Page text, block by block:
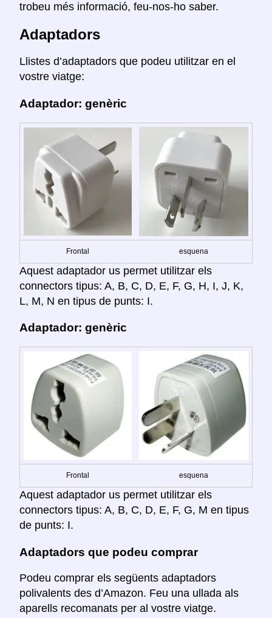
trobeu més informació, feu-nos-ho saber.
Adaptadors
Llistes d’adaptadors que podeu utilitzar en el
vostre viatge:
Adaptador: genèric
Frontal esquena
Aquest adaptador us permet utilitzar els
connectors tipus: A, B, C, D, E, F, G, H, I, J, K,
L, M, N en tipus de punts: I.
Adaptador: genèric
Frontal esquena
Aquest adaptador us permet utilitzar els
connectors tipus: A, B, C, D, E, F, G, M en tipus
de punts: I.
Adaptadors que podeu comprar
Podeu comprar els següents adaptadors
polivalents des d’Amazon. Feu una ullada als
aparells recomanats per al vostre viatge.